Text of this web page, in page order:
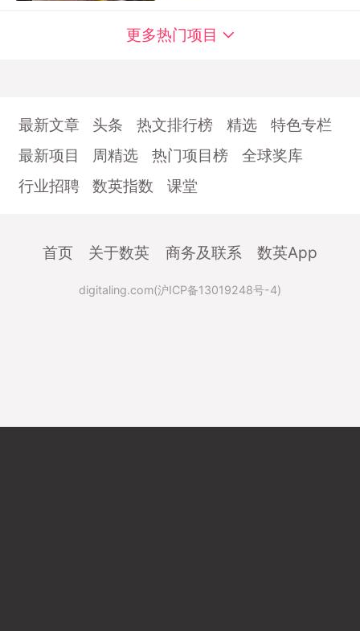
更多热门项目
最新文章 头条 热文排行榜 精选
特色专栏
最新项目
周精选 热门项目榜
全球奖库
行业招聘
数英指数 课堂
首页 关于数英 商务及联系 数英App
digitaling.com(沪ICP备13019248号-4)